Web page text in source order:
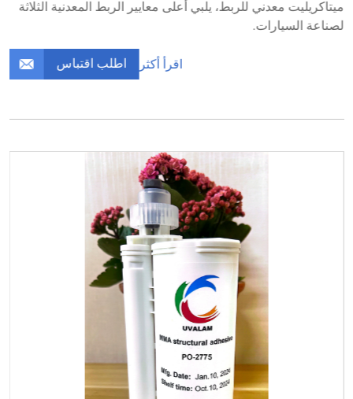
ميتاكريليت معدني للربط، يلبي أعلى معايير الربط المعدنية الثلاثة
لصناعة السيارات.
اقرأ أكثر اطلب اقتباس